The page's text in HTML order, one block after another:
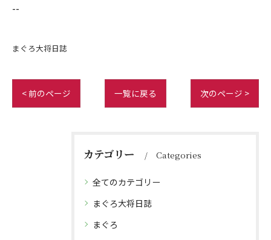
--
まぐろ大将日誌
< 前のページ 一覧に戻る 次のページ >
カテゴリー Categories
全てのカテゴリー
まぐろ大将日誌
まぐろ